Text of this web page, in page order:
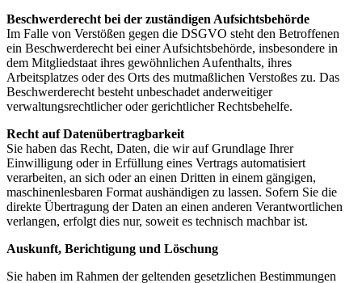
Beschwerderecht bei der zuständigen Aufsichtsbehörde
Im Falle von Verstößen gegen die DSGVO steht den Betroffenen
ein Beschwerderecht bei einer Aufsichtsbehörde, insbesondere in
dem Mitgliedstaat ihres gewöhnlichen Aufenthalts, ihres
Arbeitsplatzes oder des Orts des mutmaßlichen Verstoßes zu. Das
Beschwerderecht besteht unbeschadet anderweitiger
verwaltungsrechtlicher oder gerichtlicher Rechtsbehelfe.
Recht auf Datenübertragbarkeit
Sie haben das Recht, Daten, die wir auf Grundlage Ihrer
Einwilligung oder in Erfüllung eines Vertrags automatisiert
verarbeiten, an sich oder an einen Dritten in einem gängigen,
maschinenlesbaren Format aushändigen zu lassen. Sofern Sie die
direkte Übertragung der Daten an einen anderen Verantwortlichen
verlangen, erfolgt dies nur, soweit es technisch machbar ist.
Auskunft, Berichtigung und Löschung
Sie haben im Rahmen der geltenden gesetzlichen Bestimmungen